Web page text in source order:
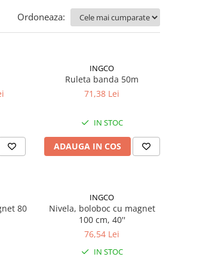
Ordoneaza:
INGCO
Ruleta banda 50m
71,38 Lei
IN STOC
ADAUGA IN COS
80
INGCO
Nivela, boloboc cu magnet
100 cm, 40''
76,54 Lei
IN STOC